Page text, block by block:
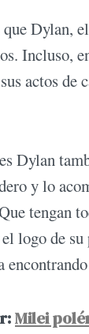
que Dylan,
Incluso,
actos de
Dylan
y lo
logo de
Milei